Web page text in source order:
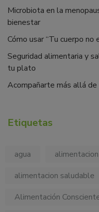
Microbiota en la
bienestar
Cómo usar “Tu cuerpo no
Seguridad alimentaria y
tu plato
Acompañarte más allá de
Etiquetas
agua
alimentacion saludable
Alimentación